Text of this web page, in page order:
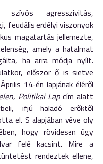
agresszivitás,
feudális erdélyi viszonyok
magatartás jellemezte,
amely a hatalmat
ha arra módja nyílt.
először ő is sietve
14-én lapjának éléről
Politikai Lapcím alatt
ifjú haladó erőktől
el. S alapjában véve oly
hogy rövidesen úgy
felé kacsint. Mire a
rendeztek ellene,